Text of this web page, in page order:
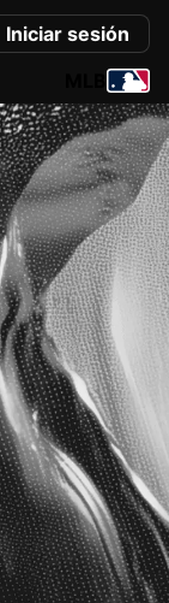
Iniciar sesión